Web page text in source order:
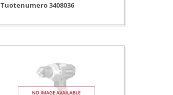
Tuotenumero 3408036